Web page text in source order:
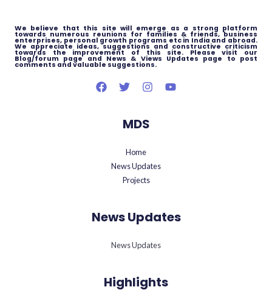
We believe that this site will emerge as a strong platform
towards numerous reunions for families & friends, business
enterprises, personal growth programs etc in India and abroad.
We appreciate ideas, suggestions and constructive criticism
towards the improvement of this site. Please visit our
Blog/forum page and News & Views Updates page to post
comments and valuable suggestions.
MDS
Home
News Updates
Projects
News Updates
News Updates
Highlights